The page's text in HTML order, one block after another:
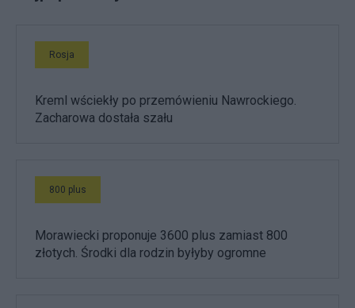
Rosja
Kreml wściekły po przemówieniu Nawrockiego.
Zacharowa dostała szału
800 plus
Morawiecki proponuje 3600 plus zamiast 800
złotych. Środki dla rodzin byłyby ogromne